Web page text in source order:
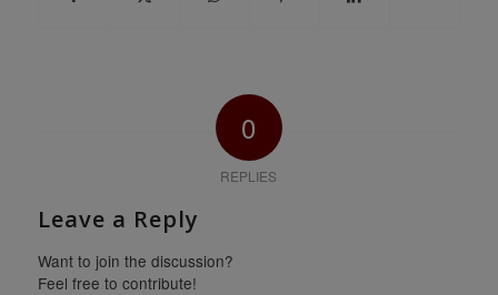
0
REPLIES
Leave a Reply
Want to join the discussion?
Feel free to contribute!